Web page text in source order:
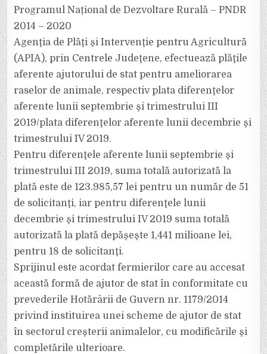
Programul Național de Dezvoltare Rurală – PNDR
2014 – 2020
Agenţia de Plăţi şi Intervenţie pentru Agricultură
(APIA), prin Centrele Judeţene, efectuează plăţile
aferente ajutorului de stat pentru ameliorarea
raselor de animale, respectiv plata diferenţelor
aferente lunii septembrie şi trimestrului III
2019/plata diferenţelor aferente lunii decembrie şi
trimestrului IV 2019.
Pentru diferenţele aferente lunii septembrie şi
trimestrului III 2019, suma totală autorizată la
plată este de 123.985,57 lei pentru un număr de 51
de solicitanţi, iar pentru diferenţele lunii
decembrie şi trimestrului IV 2019 suma totală
autorizată la plată depăşeşte 1,441 milioane lei,
pentru 18 de solicitanţi.
Sprijinul este acordat fermierilor care au accesat
această formă de ajutor de stat în conformitate cu
prevederile Hotărârii de Guvern nr. 1179/2014
privind instituirea unei scheme de ajutor de stat
în sectorul creşterii animalelor, cu modificările şi
completările ulterioare.